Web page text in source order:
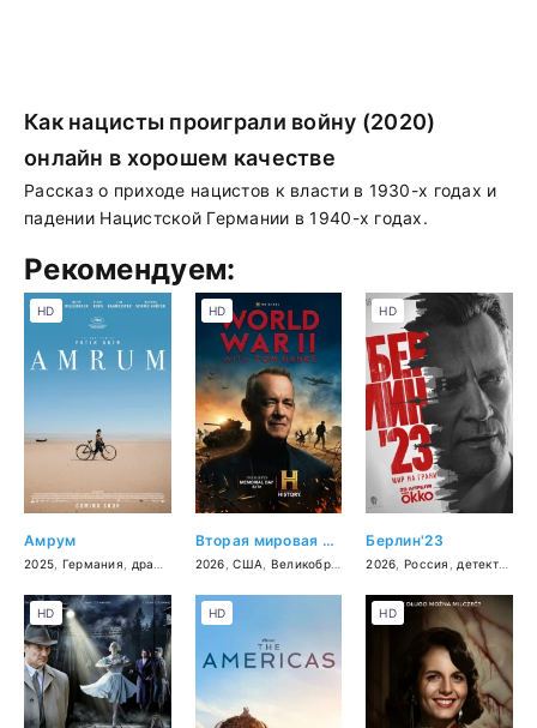
Как нацисты проиграли войну (2020)
онлайн в хорошем качестве
Рассказ о приходе нацистов к власти в 1930-х годах и
падении Нацистской Германии в 1940-х годах.
Рекомендуем:
Амрум
2025 Германия драма военный,история
HD
Вторая мировая война с Томом Хэнксом
2026 ,США Великобритания ,документальный,
HD
Берлин'23
2026 Россия детектив
HD
HD HD HD